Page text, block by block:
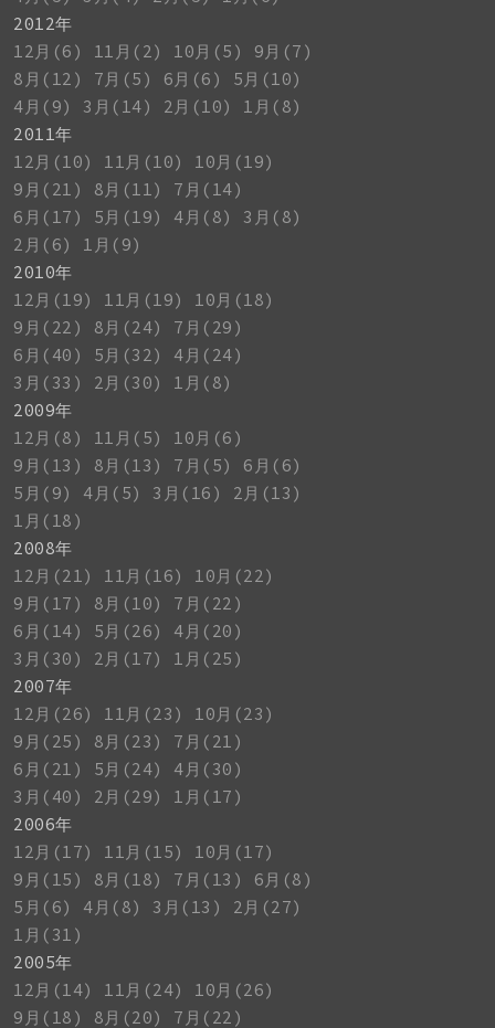
2012年
12月(6)
11月(2) 10月(5)
9月(7)
8月(12)
7月(5) 6月(6)
5月(10)
4月(9)
3月(14) 2月(10)
1月(8)
2011年
12月(10)
11月(10)
10月(19)
9月(21)
8月(11)
7月(14)
6月(17)
5月(19) 4月(8)
3月(8)
2月(6)
1月(9)
2010年
12月(19)
11月(19)
10月(18)
9月(22)
8月(24)
7月(29)
6月(40)
5月(32)
4月(24)
3月(33)
2月(30)
1月(8)
2009年
12月(8)
11月(5)
10月(6)
9月(13)
8月(13) 7月(5)
6月(6)
5月(9)
4月(5) 3月(16)
2月(13)
1月(18)
2008年
12月(21)
11月(16)
10月(22)
9月(17)
8月(10)
7月(22)
6月(14)
5月(26)
4月(20)
3月(30)
2月(17)
1月(25)
2007年
12月(26)
11月(23)
10月(23)
9月(25)
8月(23)
7月(21)
6月(21)
5月(24)
4月(30)
3月(40)
2月(29)
1月(17)
2006年
12月(17)
11月(15)
10月(17)
9月(15)
8月(18) 7月(13)
6月(8)
5月(6)
4月(8) 3月(13)
2月(27)
1月(31)
2005年
12月(14)
11月(24)
10月(26)
9月(18)
8月(20) 7月(22)